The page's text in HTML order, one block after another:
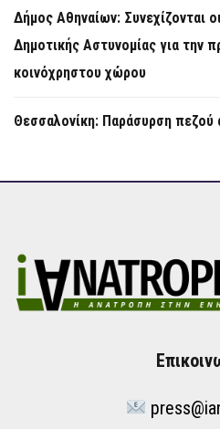
Δήμος Αθηναίων: Συνεχίζονται
Δημοτικής Αστυνομίας για την
κοινόχρηστου χώρου
Θεσσαλονίκη: Παράσυρση